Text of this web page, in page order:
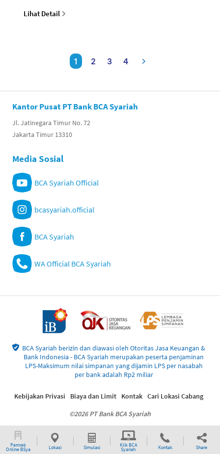
Pemrek
Online BSya Lokasi Simulasi Klik BCA
Syariah Kontak Share
Lihat Detail
1 2 3 4
Kantor Pusat PT Bank BCA Syariah
Jl. Jatinegara Timur No. 72
Jakarta Timur 13310
Media Sosial
BCA Syariah Official
bcasyariah.official
BCA Syariah
WA Official BCA Syariah
BCA Syariah berizin dan diawasi oleh Otoritas Jasa Keuangan &
Bank Indonesia - BCA Syariah merupakan peserta penjaminan
LPS-Maksimum nilai simpanan yang dijamin LPS per nasabah
per bank adalah Rp2 miliar
©2026 PT Bank BCA Syariah
Kebijakan Privasi Biaya dan Limit Kontak Cari Lokasi Cabang